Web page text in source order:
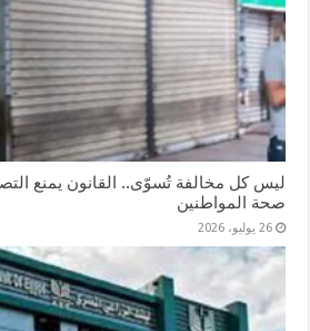
ليس كل مخالفة تُسوّى.. القانون يمنع
صحة المواطنين
26 يوليو، 2026